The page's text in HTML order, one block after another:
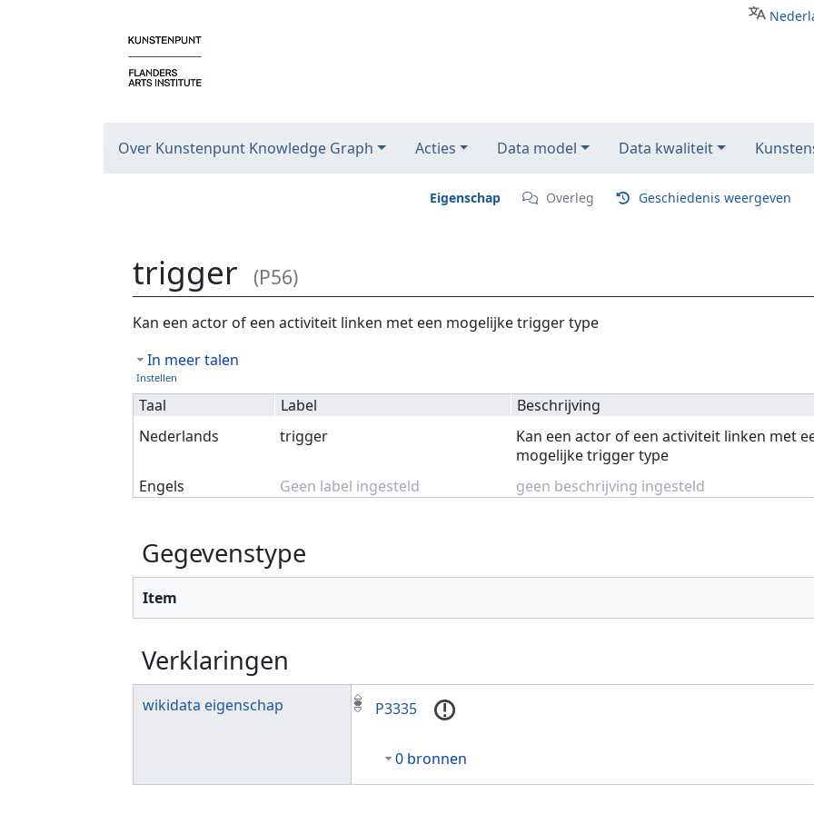
Over Kunstenpunt Knowledge Graph Acties Data model Data kwaliteit
Eigenschap Overleg Geschiedenis weergeven
trigger (P56)
Ga naar: navigatie,zoeken
Kan een actor of een activiteit linken met een mogelijke trigger type
In meer talen
Instellen
Taal Label
Beschrijving
Nederlands
trigger
Kan een actor of een activiteit linken met
mogelijke trigger type
Engels
Geen label ingesteld geen beschrijving ingesteld
Gegevenstype
Item
Verklaringen
wikidata eigenschap P3335
0 bronnen